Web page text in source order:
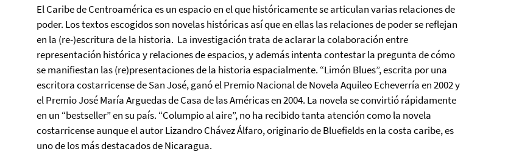
El Caribe de Centroamérica es un espacio en el que históricamente se articulan varias relaciones de
poder. Los textos escogidos son novelas históricas así que en ellas las relaciones de poder se reflejan
en la (re-)escritura de la historia. La investigación trata de aclarar la colaboración entre
representación histórica y relaciones de espacios, y además intenta contestar la pregunta de cómo
se manifiestan las (re)presentaciones de la historia espacialmente. “Limón Blues”, escrita por una
escritora costarricense de San José, ganó el Premio Nacional de Novela Aquileo Echeverría en 2002 y
el Premio José María Arguedas de Casa de las Américas en 2004. La novela se convirtió rápidamente
en un “bestseller” en su país. “Columpio al aire”, no ha recibido tanta atención como la novela
costarricense aunque el autor Lizandro Chávez Álfaro, originario de Bluefields en la costa caribe, es
uno de los más destacados de Nicaragua.